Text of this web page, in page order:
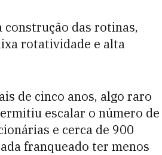
construção das rotinas,
rotatividade e alta
de cinco anos, algo raro
escalar o número de
e cerca de 900
franqueado ter menos